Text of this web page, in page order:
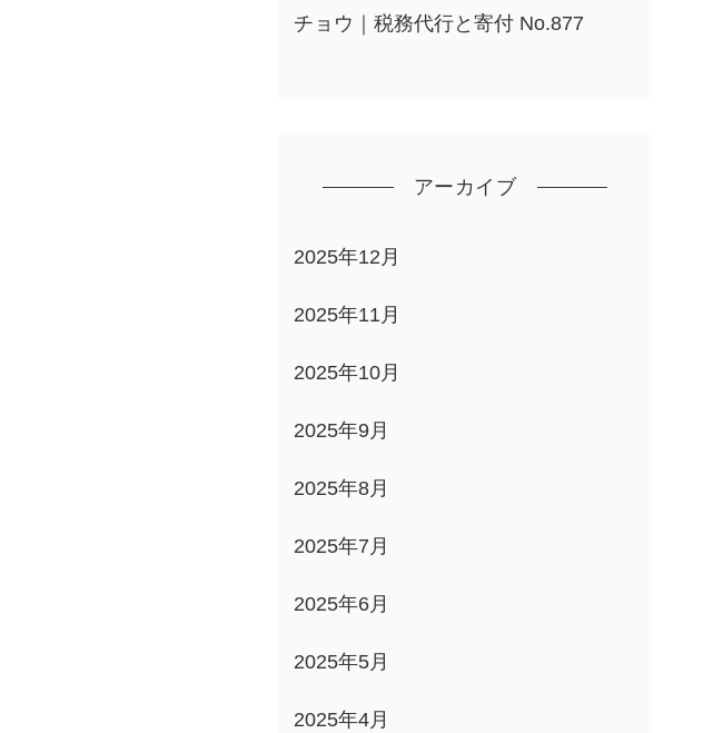
チョウ｜税務代行と寄付 No.877
アーカイブ
2025年12月
2025年11月
2025年10月
2025年9月
2025年8月
2025年7月
2025年6月
2025年5月
2025年4月